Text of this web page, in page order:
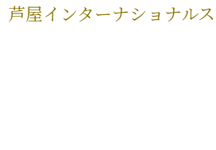
芦屋インターナショナル